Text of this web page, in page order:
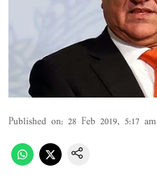
Published on: 28 Feb 2019, 5:17 am